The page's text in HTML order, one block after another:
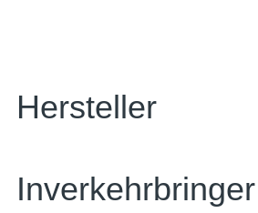
Hersteller
Inverkehrbringer